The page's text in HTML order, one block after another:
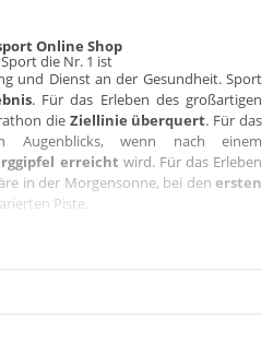
Online Shop
die Nr. 1 ist
und Dienst an der Gesundheit. Sport
. Für das Erleben des großartigen
die Ziellinie überquert. Für das
Augenblicks, wenn nach einem
erreicht wird. Für das Erleben
in der Morgensonne, bei den ersten
Piste.